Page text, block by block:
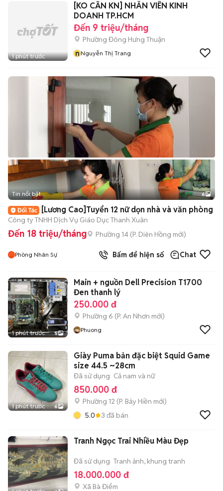
1 phút trước
[KO CẦN KN] NHÂN VIÊN KINH
DOANH TP.HCM
Đến 9 triệu/tháng
Phường Đông Hưng Thuận
nNguyễn Thị Trang
+2
Tin nổi bật 6
[Lương Cao]Tuyển 12 nữ dọn nhà và văn phòng
Công ty TNHH Dịch Vụ Giáo Dục Thanh Xuân
Đến 18 triệu/tháng Phường 14 (P. Diên Hồng mới)
Phòng Nhân Sự Bấm để hiện số Chat
1 phút trước 5
Main + nguồn Dell Precision T1700
Đen thanh lý
250.000 đ
Phường 6 (P. An Nhơn mới)
Phuong
1 phút trước 6
Giày Puma bản đặc biệt Squid Game
size 44.5 ~28cm
Đã sử dụng Cả nam và nữ
850.000 đ
Phường 12 (P. Bảy Hiền mới)
5.0
3 đã bán
Tranh Ngọc Trai Nhiều Màu Đẹp
Đã sử dụng Tranh ảnh, khung tranh
18.000.000 đ
Xã Bà Điểm